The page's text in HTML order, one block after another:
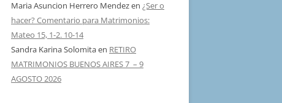
Maria Asuncion Herrero Mendezen ¿Ser o
hacer? Comentario para Matrimonios:
Mateo 15, 1-2. 10-14
Sandra Karina Solomitaen RETIRO
MATRIMONIOS BUENOS AIRES 7 – 9
AGOSTO 2026